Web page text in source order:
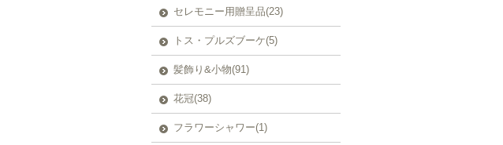
セレモニー用贈呈品(23)
トス・プルズブーケ(5)
髪飾り&小物(91)
花冠(38)
フラワーシャワー(1)